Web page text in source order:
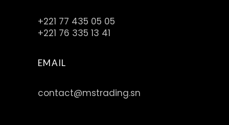
+221 77 435 05 05
+221 76 335 13 41
EMAIL
contact@mstrading.sn